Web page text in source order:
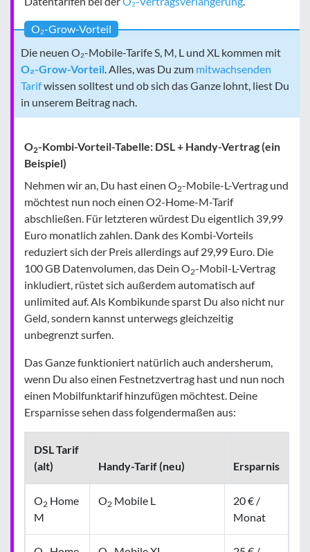
O₂-Grow-Vorteil
Die neuen O₂-Mobile-Tarife S, M, L und XL kommen mit
O₂-Grow-Vorteil. Alles, was Du zum mitwachsenden
Tarifwissen solltest und ob sich das Ganze lohnt, liest Du
in unserem Beitrag nach.
O2-Kombi-Vorteil-Tabelle: DSL + Handy-Vertrag (ein
Beispiel)
Nehmen wir an, Du hast einen O2-Mobile-L-Vertrag und
möchtest nun noch einen O2-Home-M-Tarif
abschließen. Für letzteren würdest Du eigentlich 39,99
Euro monatlich zahlen. Dank des Kombi-Vorteils
reduziert sich der Preis allerdings auf 29,99 Euro. Die
100 GB Datenvolumen, das Dein O2-Mobil-L-Vertrag
inkludiert, rüstet sich außerdem automatisch auf
unlimited auf. Als Kombikunde sparst Du also nicht nur
Geld, sondern kannst unterwegs gleichzeitig
unbegrenzt surfen.
Das Ganze funktioniert natürlich auch andersherum,
wenn Du also einen Festnetzvertrag hast und nun noch
einen Mobilfunktarif hinzufügen möchtest. Deine
Ersparnisse sehen dass folgendermaßen aus:
DSL Tarif
(alt)
Handy-Tarif (neu) Ersparnis
O2 Home
M
O2 Mobile L
20 € /
Monat